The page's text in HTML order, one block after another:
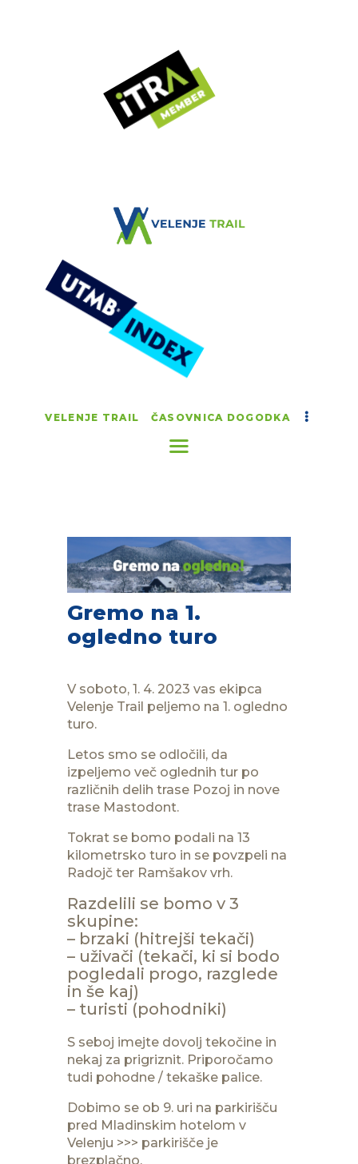
VELENJE TRAIL ČASOVNICA DOGODKA
VELENJE TRAIL
Zimska tekaška avantura
REZULTATI
GALERIJA
KONTAKT
Gremo na 1.
ogledno turo
V soboto, 1. 4. 2023 vas ekipca
Velenje Trail peljemo na 1. ogledno
turo.
Letos smo se odločili, da
izpeljemo več oglednih tur po
različnih delih trase Pozoj in nove
trase Mastodont.
Tokrat se bomo podali na 13
kilometrsko turo in se povzpeli na
Radojč ter Ramšakov vrh.
Razdelili se bomo v 3
skupine:
– brzaki (hitrejši tekači)
– uživači (tekači, ki si bodo
pogledali progo, razglede
in še kaj)
– turisti (pohodniki)
S seboj imejte dovolj tekočine in
nekaj za prigriznit. Priporočamo
tudi pohodne / tekaške palice.
Dobimo se ob 9. uri na parkirišču
pred Mladinskim hotelom v
Velenju >>> parkirišče je
brezplačno.